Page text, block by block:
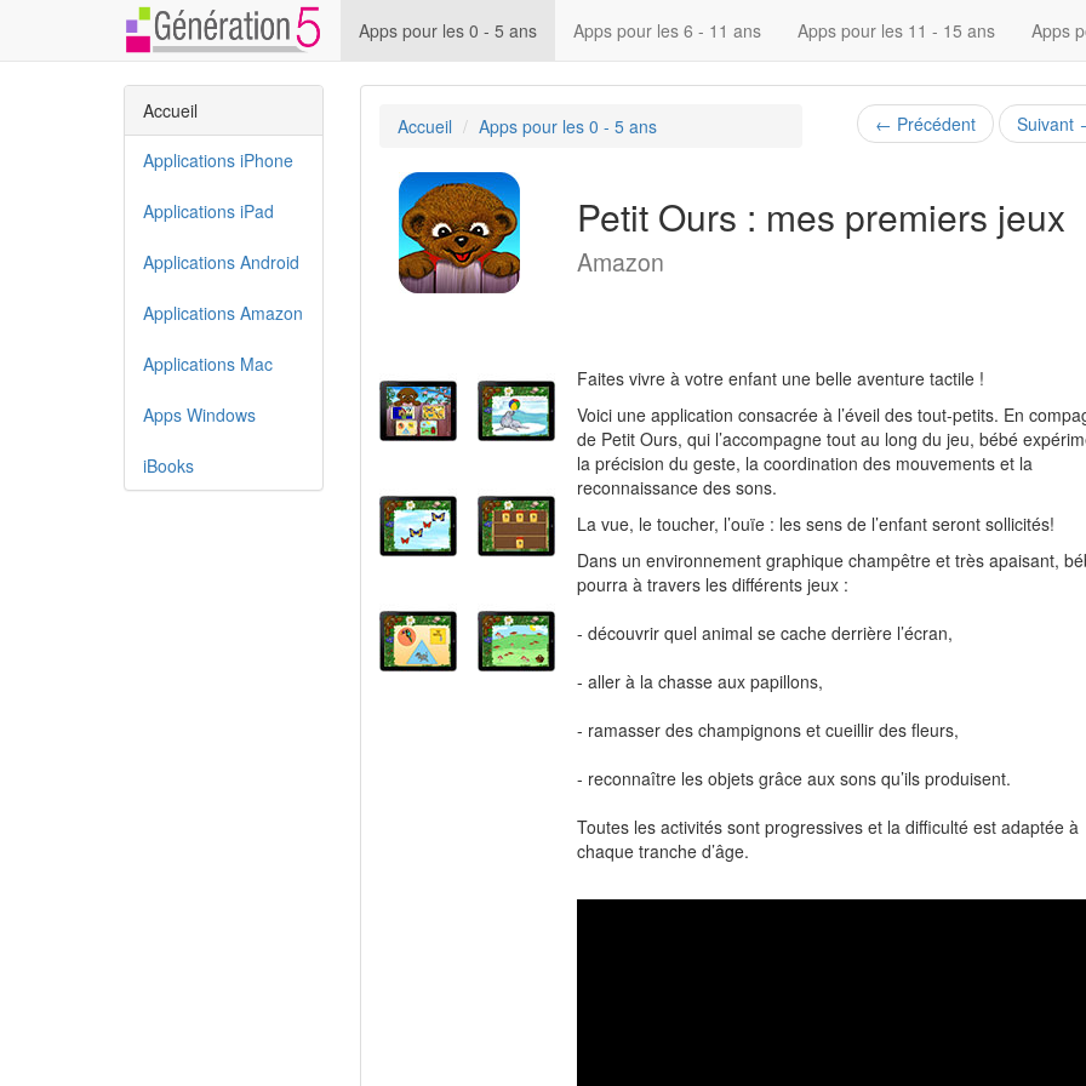
Apps pour les 0 - 5 ans Apps pour les 6 - 11 ans Apps pour les 11 - 15 ans Apps
Accueil Apps pour les 0 - 5 ans ← Précédent Suivant
Petit Ours : mes premiers jeux
Amazon
Faites vivre à votre enfant une belle aventure tactile !
Voici une application consacrée à l’éveil des tout-petits. En
de Petit Ours, qui l’accompagne tout au long du jeu, bébé
la précision du geste, la coordination des mouvements et la
reconnaissance des sons.
La vue, le toucher, l’ouïe : les sens de l’enfant seront sollicités!
Dans un environnement graphique champêtre et très apaisant,
pourra à travers les différents jeux :
- découvrir quel animal se cache derrière l’écran,
- aller à la chasse aux papillons,
- ramasser des champignons et cueillir des fleurs,
- reconnaître les objets grâce aux sons qu’ils produisent.
Toutes les activités sont progressives et la difficulté est adaptée à
chaque tranche d’âge.
Accueil
Applications iPhone
Applications iPad
Applications Android
Applications Amazon
Applications Mac
Apps Windows
iBooks